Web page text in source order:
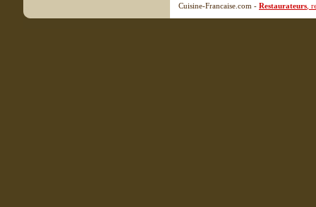
Cuisine-Francaise.com - Restaurateurs ,